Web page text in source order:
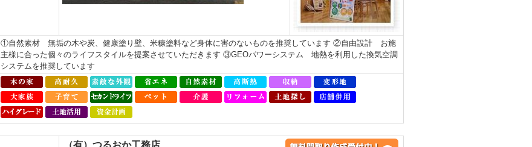
①自然素材 無垢の木や炭、健康塗り壁、米糠塗料など身体に害のないものを推奨しています ②自由設計 お施
主様に合った個々のライフスタイルを提案させていただきます ③GEOパワーシステム 地熱を利用した換気空調
システムを推奨しています
（有）つるおか工務店